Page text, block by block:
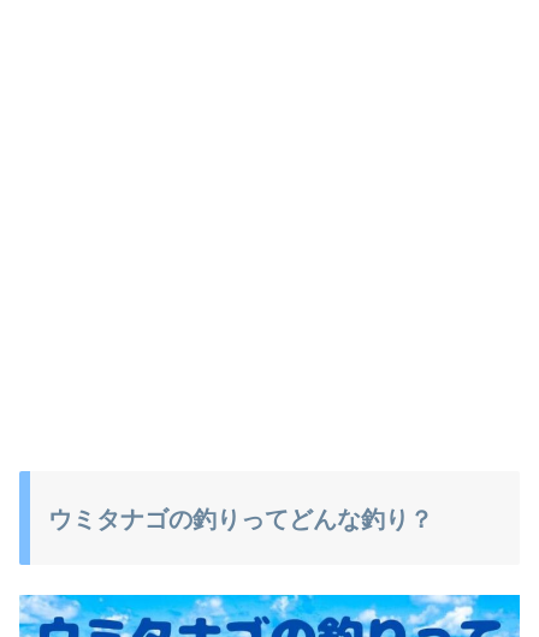
ウミタナゴの釣りってどんな釣り？